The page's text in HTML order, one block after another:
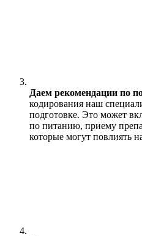
Даем рекомендации по
кодирования наш
подготовке. Это может
по питанию, приему
которые могут повлиять